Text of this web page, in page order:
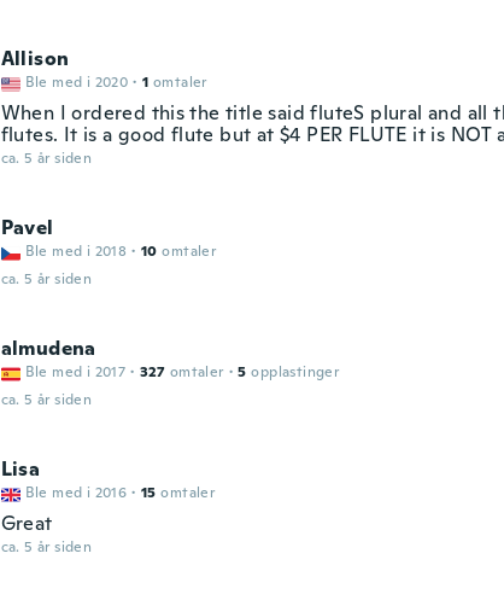
Allison
Ble med i 2020 · 1 omtaler
When I ordered this the title said fluteS plural and all
flutes. It is a good flute but at $4 PER FLUTE it is NOT
ca. 5 år siden
Pavel
Ble med i 2018 · 10 omtaler
ca. 5 år siden
almudena
Ble med i 2017 · 327 omtaler · 5 opplastinger
ca. 5 år siden
Lisa
Ble med i 2016 · 15 omtaler
Great
ca. 5 år siden